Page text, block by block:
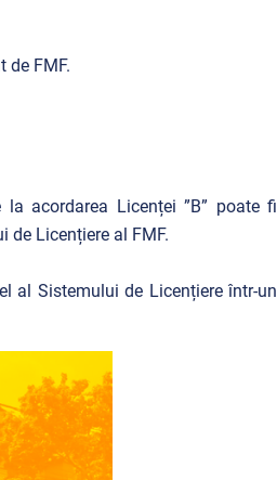
de FMF.
acordarea Licenței ”B” poate fi
de Licențiere al FMF.
al Sistemului de Licențiere într-un